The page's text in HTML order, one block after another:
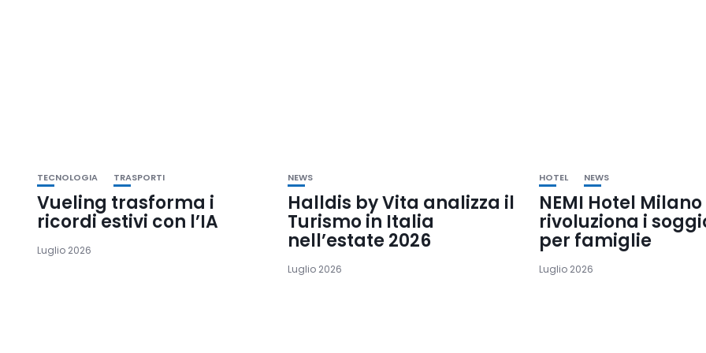
TECNOLOGIA TRASPORTI
Vueling trasforma i
ricordi estivi con l’IA
Luglio 2026
NEWS
Halldis by Vita analizza il
Turismo in Italia
nell’estate 2026
Luglio 2026
HOTEL NEWS
NEMI Hotel Milano
rivoluziona i
per famiglie
Luglio 2026